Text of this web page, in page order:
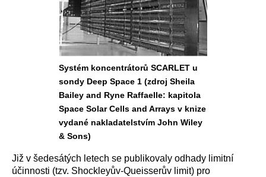
Systém koncentrátorů SCARLET u
sondy Deep Space 1 (zdroj Sheila
Bailey and Ryne Raffaelle: kapitola
Space Solar Cells and Arrays v knize
vydané nakladatelstvím John Wiley
& Sons)
Již v šedesátých letech se publikovaly odhady limitní
účinnosti (tzv. Shockleyův-Queisserův limit) pro